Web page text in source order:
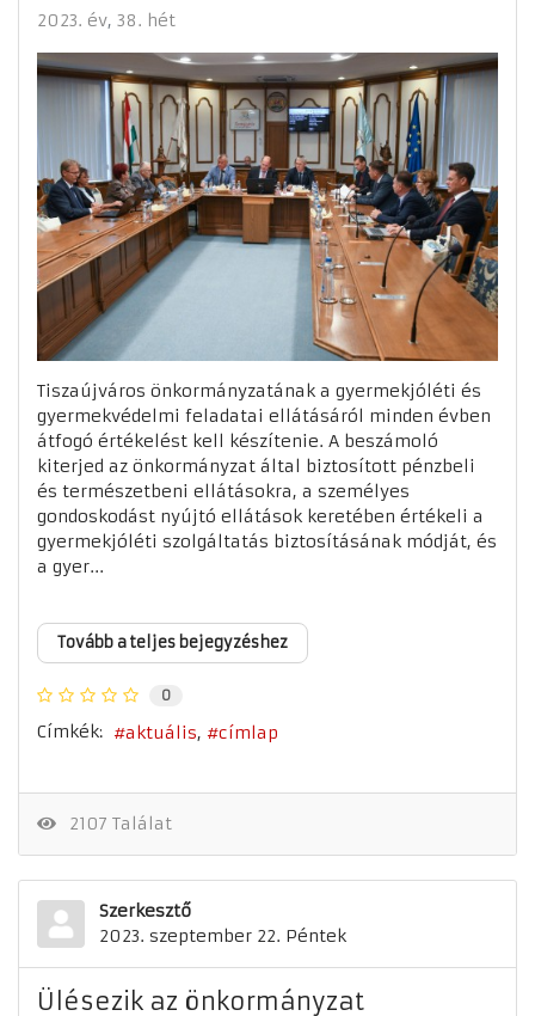
2023. év 38. hét
Tiszaújváros önkormányzatának a gyermekjóléti és
gyermekvédelmi feladatai ellátásáról minden évben
átfogó értékelést kell készítenie. A beszámoló
kiterjed az önkormányzat által biztosított pénzbeli
és természetbeni ellátásokra, a személyes
gondoskodást nyújtó ellátások keretében értékeli a
gyermekjóléti szolgáltatás biztosításának módját, és
a gyer...
Tovább a teljes bejegyzéshez
0
Címkék: aktuális címlap
2107 Találat
Szerkesztő
2023. szeptember 22. Péntek
Ülésezik az önkormányzat